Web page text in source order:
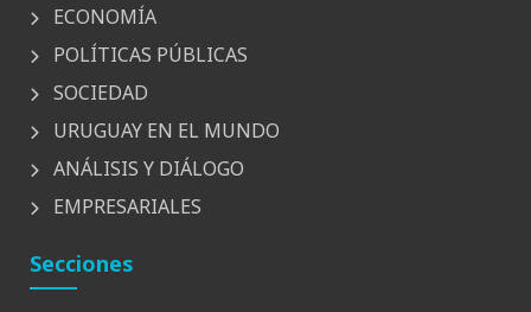
ECONOMÍA
POLÍTICAS PÚBLICAS
SOCIEDAD
URUGUAY EN EL MUNDO
ANÁLISIS Y DIÁLOGO
EMPRESARIALES
Secciones